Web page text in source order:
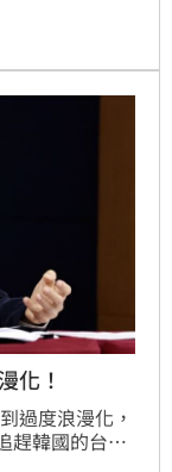
昔日子弟兵態
讓昔日政治盟
間的恩怨情仇
化！
過度浪漫化，
趕韓國的台灣